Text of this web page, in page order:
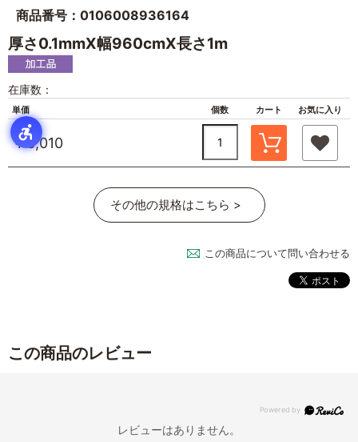
商品番号：0106008936164
厚さ0.1mmX幅960cmX長さ1m
在庫数：
単価 個数 カート お気に入り
￥3,010
その他の規格はこちら >
この商品について問い合わせる
この商品のレビュー
レビューはありません。